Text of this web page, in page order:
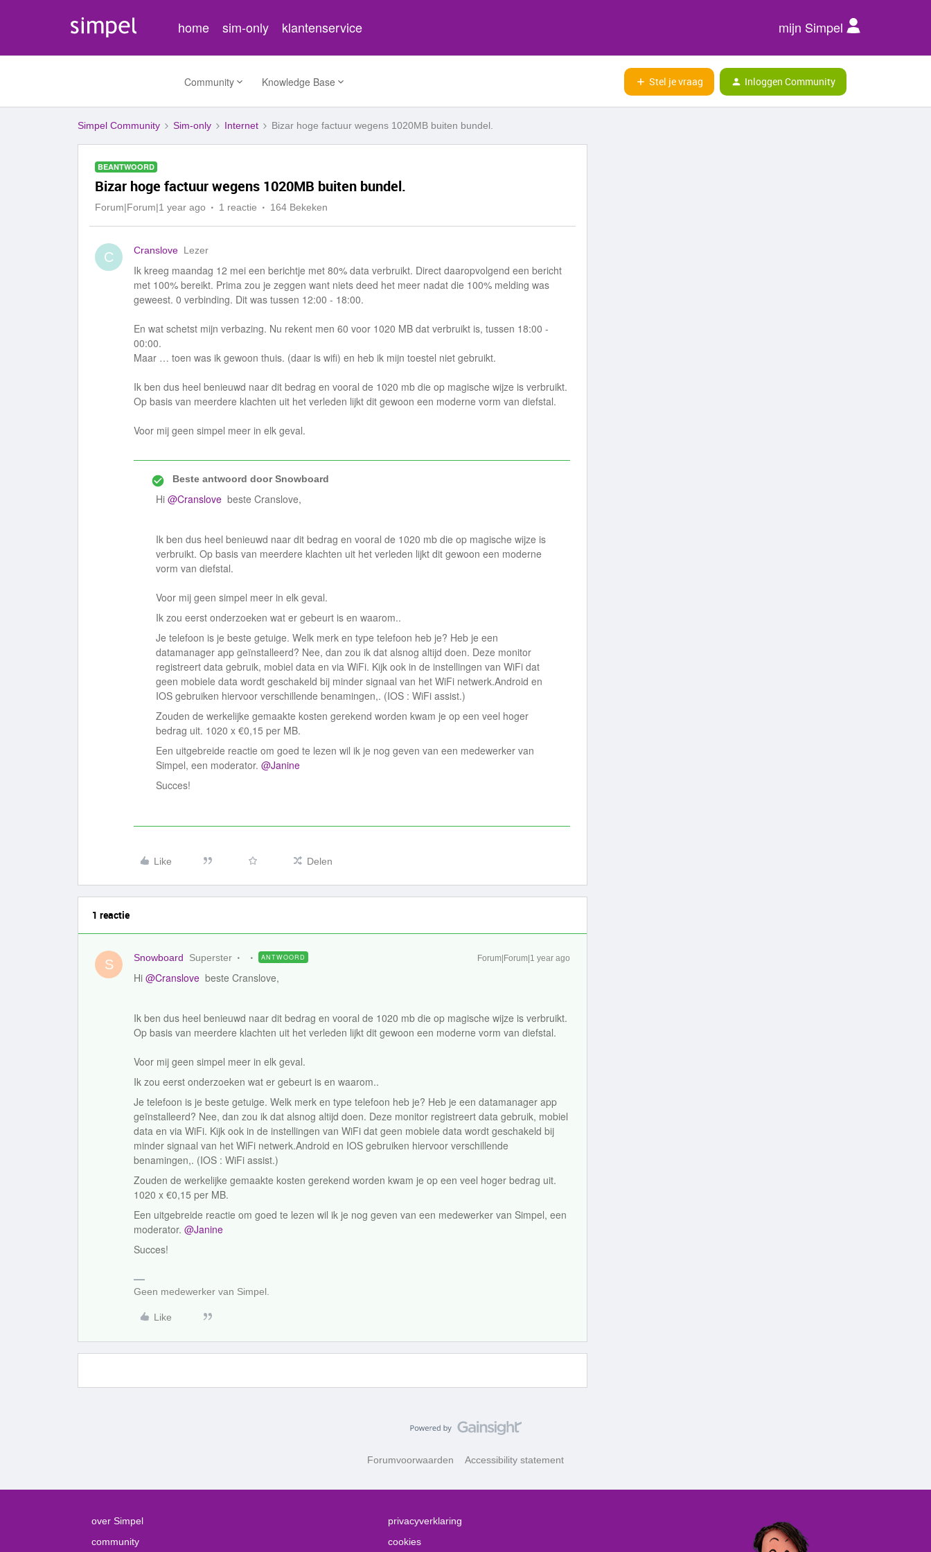
home sim-only klantenservice mijn Simpel
Community Knowledge Base Stel je vraag Inloggen Community
Simpel Community Sim-only Internet Bizar hoge factuur wegens 1020MB buiten bundel.
BEANTWOORD
Bizar hoge factuur wegens 1020MB buiten bundel.
Forum|Forum|1 year ago 1 reactie 164 Bekeken
C Cranslove Lezer
Ik kreeg maandag 12 mei een berichtje met 80% data verbruikt. Direct daaropvolgend een bericht
met 100% bereikt. Prima zou je zeggen want niets deed het meer nadat die 100% melding was
geweest. 0 verbinding. Dit was tussen 12:00 - 18:00.
En wat schetst mijn verbazing. Nu rekent men 60 voor 1020 MB dat verbruikt is, tussen 18:00 -
00:00.
Maar … toen was ik gewoon thuis. (daar is wifi) en heb ik mijn toestel niet gebruikt.
Ik ben dus heel benieuwd naar dit bedrag en vooral de 1020 mb die op magische wijze is verbruikt.
Op basis van meerdere klachten uit het verleden lijkt dit gewoon een moderne vorm van diefstal.
Voor mij geen simpel meer in elk geval.
Beste antwoord doorSnowboard
Hi ​ @Cranslove beste Cranslove,
Ik ben dus heel benieuwd naar dit bedrag en vooral de 1020 mb die op magische wijze is
verbruikt. Op basis van meerdere klachten uit het verleden lijkt dit gewoon een moderne
vorm van diefstal.
Voor mij geen simpel meer in elk geval.
Ik zou eerst onderzoeken wat er gebeurt is en waarom..
Je telefoon is je beste getuige. Welk merk en type telefoon heb je? Heb je een
datamanager app geïnstalleerd? Nee, dan zou ik dat alsnog altijd doen. Deze monitor
registreert data gebruik, mobiel data en via WiFi. Kijk ook in de instellingen van WiFi dat
geen mobiele data wordt geschakeld bij minder signaal van het WiFi netwerk.Android en
IOS gebruiken hiervoor verschillende benamingen,. (IOS : WiFi assist.)
Zouden de werkelijke gemaakte kosten gerekend worden kwam je op een veel hoger
bedrag uit. 1020 x €0,15 per MB.
Een uitgebreide reactie om goed te lezen wil ik je nog geven van een medewerker van
Simpel, een moderator. ​ @Janine
Succes!
Like Delen
1 reactie
S Snowboard Superster ANTWOORD Forum|Forum|1 year ago
Hi ​ @Cranslove beste Cranslove,
Ik ben dus heel benieuwd naar dit bedrag en vooral de 1020 mb die op magische wijze is verbruikt.
Op basis van meerdere klachten uit het verleden lijkt dit gewoon een moderne vorm van diefstal.
Voor mij geen simpel meer in elk geval.
Ik zou eerst onderzoeken wat er gebeurt is en waarom..
Je telefoon is je beste getuige. Welk merk en type telefoon heb je? Heb je een datamanager app
geïnstalleerd? Nee, dan zou ik dat alsnog altijd doen. Deze monitor registreert data gebruik, mobiel
data en via WiFi. Kijk ook in de instellingen van WiFi dat geen mobiele data wordt geschakeld bij
minder signaal van het WiFi netwerk.Android en IOS gebruiken hiervoor verschillende
benamingen,. (IOS : WiFi assist.)
Zouden de werkelijke gemaakte kosten gerekend worden kwam je op een veel hoger bedrag uit.
1020 x €0,15 per MB.
Een uitgebreide reactie om goed te lezen wil ik je nog geven van een medewerker van Simpel, een
moderator. ​ @Janine
Succes!
Geen medewerker van Simpel.
Like
Forumvoorwaarden Accessibility statement
over Simpel
community
privacyverklaring
cookies